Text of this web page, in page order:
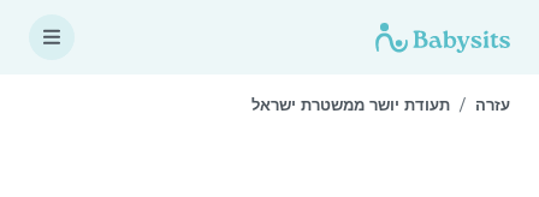
עזרה תעודת יושר ממשטרת ישראל